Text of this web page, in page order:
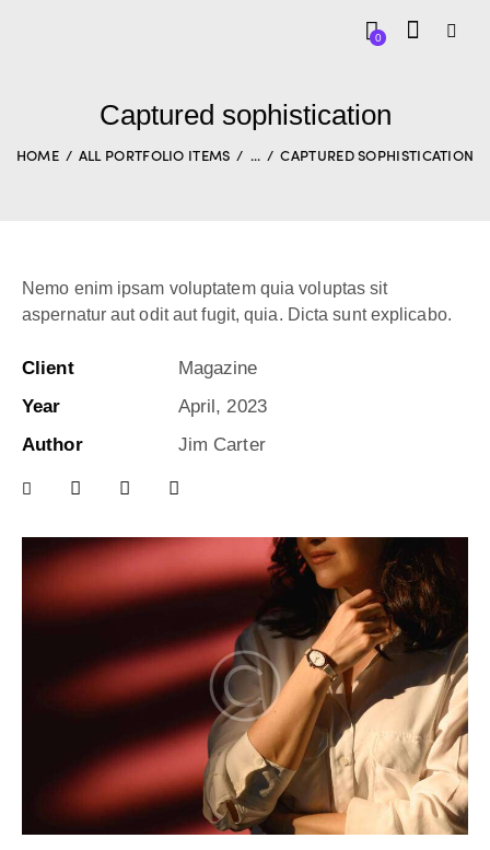
0
Captured sophistication
HOME ALL PORTFOLIO ITEMS ... CAPTURED SOPHISTICATION
Nemo enim ipsam voluptatem quia voluptas sit
aspernatur aut odit aut fugit, quia. Dicta sunt explicabo.
Client
Magazine
Year
April, 2023
Author
Jim Carter